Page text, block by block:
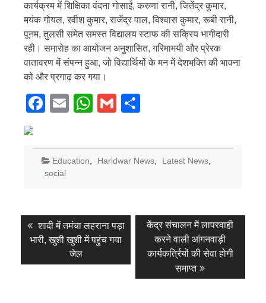
कार्यक्रम में शिक्षिका वंदना गोसाईं, करुणा रानी, जितेंद्र कुमार,
मयंक गोयल, रवीश कुमार, राजेंद्र पाल, विश्वास कुमार, रूबी रानी,
पूनम, तुलसी समेत समस्त विद्यालय स्टाफ की सक्रिय भागीदारी
रही। समारोह का आयोजन अनुशासित, गरिमामयी और प्रेरक
वातावरण में संपन्न हुआ, जो विद्यार्थियों के मन में देशभक्ति की भावना
को और प्रगाढ़ कर गया।
Facebook
EmailWhatsApp
Gmail
Education, Haridwar News, Latest News,
social
Post
navigation
Previous
post:
शादी में तमंचा लहराना पड़ा
भारी, खुशी खुशी में पहुंच गया
जेल
Next
post:
केंद्र संचालन में लापरवाही
करने वाली आंगनवाड़ी
कार्यकर्त्रियों की सेवा होगी
समाप्त